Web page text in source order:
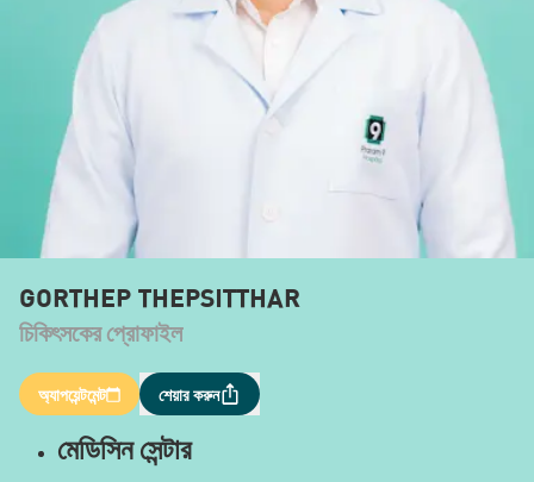
GORTHEP THEPSITTHAR
চিকিৎসকের প্রোফাইল
অ্যাপয়েন্টমেন্ট শেয়ার করুন
মেডিসিন সেন্টার